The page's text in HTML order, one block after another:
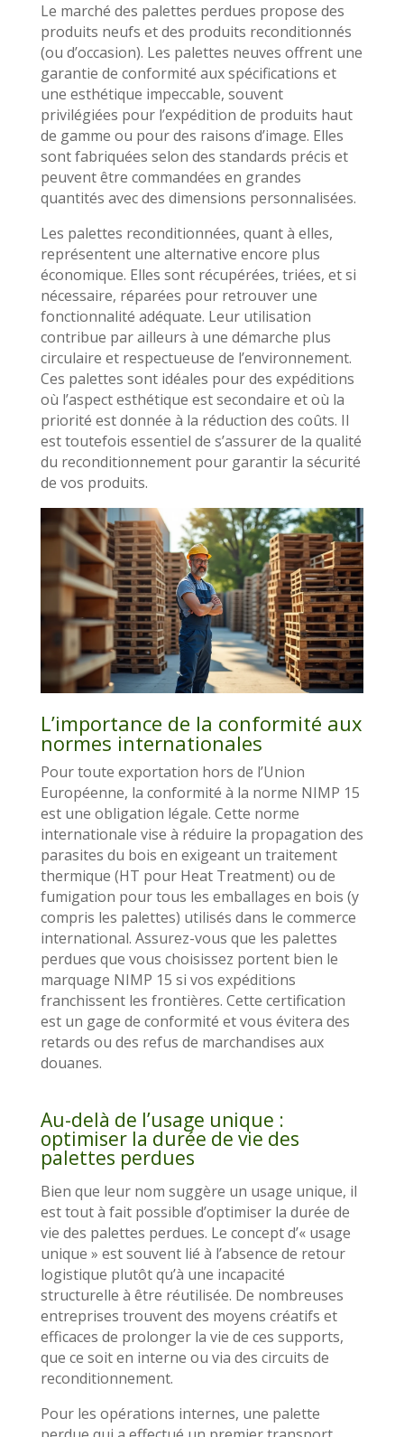
Le marché des palettes perdues propose des
produits neufs et des produits reconditionnés
(ou d’occasion). Les palettes neuves offrent une
garantie de conformité aux spécifications et
une esthétique impeccable, souvent
privilégiées pour l’expédition de produits haut
de gamme ou pour des raisons d’image. Elles
sont fabriquées selon des standards précis et
peuvent être commandées en grandes
quantités avec des dimensions personnalisées.
Les palettes reconditionnées, quant à elles,
représentent une alternative encore plus
économique. Elles sont récupérées, triées, et si
nécessaire, réparées pour retrouver une
fonctionnalité adéquate. Leur utilisation
contribue par ailleurs à une démarche plus
circulaire et respectueuse de l’environnement.
Ces palettes sont idéales pour des expéditions
où l’aspect esthétique est secondaire et où la
priorité est donnée à la réduction des coûts. Il
est toutefois essentiel de s’assurer de la qualité
du reconditionnement pour garantir la sécurité
de vos produits.
L’importance de la conformité aux
normes internationales
Pour toute exportation hors de l’Union
Européenne, la conformité à la norme NIMP 15
est une obligation légale. Cette norme
internationale vise à réduire la propagation des
parasites du bois en exigeant un traitement
thermique (HT pour Heat Treatment) ou de
fumigation pour tous les emballages en bois (y
compris les palettes) utilisés dans le commerce
international. Assurez-vous que les palettes
perdues que vous choisissez portent bien le
marquage NIMP 15 si vos expéditions
franchissent les frontières. Cette certification
est un gage de conformité et vous évitera des
retards ou des refus de marchandises aux
douanes.
Au-delà de l’usage unique :
optimiser la durée de vie des
palettes perdues
Bien que leur nom suggère un usage unique, il
est tout à fait possible d’optimiser la durée de
vie des palettes perdues. Le concept d’« usage
unique » est souvent lié à l’absence de retour
logistique plutôt qu’à une incapacité
structurelle à être réutilisée. De nombreuses
entreprises trouvent des moyens créatifs et
efficaces de prolonger la vie de ces supports,
que ce soit en interne ou via des circuits de
reconditionnement.
Pour les opérations internes, une palette